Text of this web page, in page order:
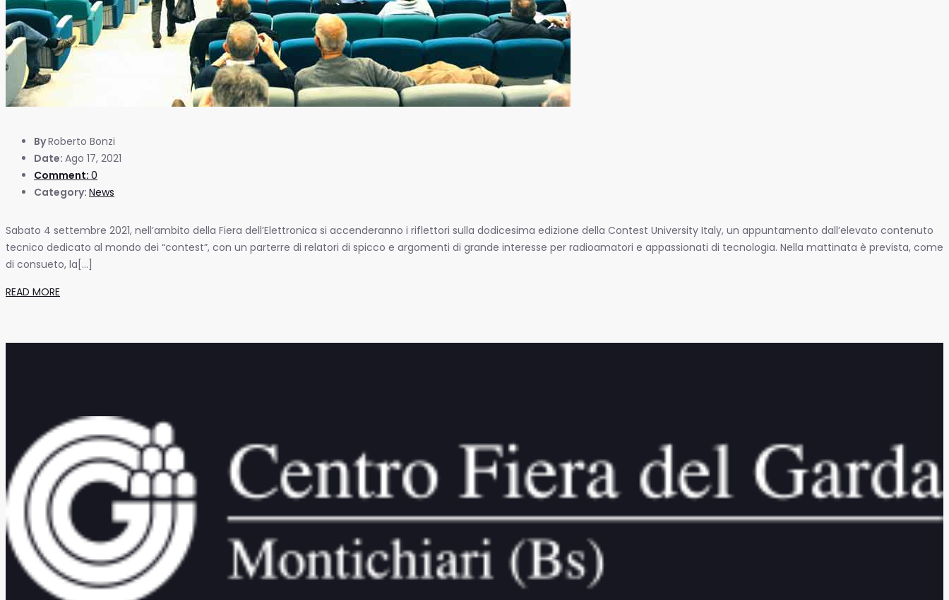
ByRoberto Bonzi
Date: Ago 17, 2021
Comment: 0
Category: News
Sabato 4 settembre 2021, nell’ambito della Fiera dell’Elettronica si accenderanno i riflettori sulla dodicesima edizione della Contest University Italy, un appuntamento dall’elevato contenuto
tecnico dedicato al mondo dei “contest”, con un parterre di relatori di spicco e argomenti di grande interesse per radioamatori e appassionati di tecnologia. Nella mattinata è prevista, come
di consueto, la[...]
READ MORE